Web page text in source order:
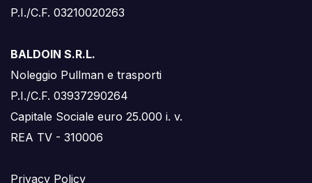
P.I./C.F. 03210020263
BALDOIN S.R.L.
Noleggio Pullman e trasporti
P.I./C.F. 03937290264
Capitale Sociale euro 25.000 i. v.
REA TV - 310006
Privacy Policy